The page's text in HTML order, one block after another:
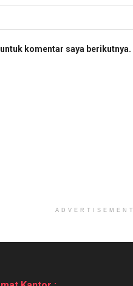
komentar saya berikutnya.
ADVERTISEMENT